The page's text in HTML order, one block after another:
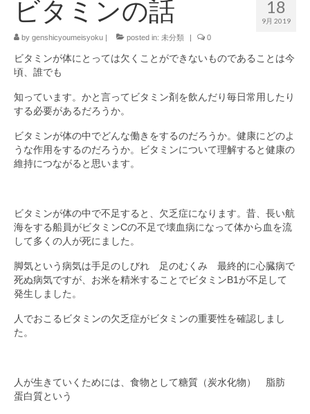
商品紹介
原始長命食コラム
レシピ・食事コラム
会社概要
会社概要
ご注文・お問い合わせ
18
9月 2019
ビタミンの話
by genshicyoumeisyoku | posted in: 未分類 | 0
ビタミンが体にとっては欠くことができないものであることは今
頃、誰でも
知っています。かと言ってビタミン剤を飲んだり毎日常用したり
する必要があるだろうか。
ビタミンが体の中でどんな働きをするのだろうか。健康にどのよ
うな作用をするのだろうか。ビタミンについて理解すると健康の
維持につながると思います。
ビタミンが体の中で不足すると、欠乏症になります。昔、長い航
海をする船員がビタミンCの不足で壊血病になって体から血を流
して多くの人が死にました。
脚気という病気は手足のしびれ 足のむくみ 最終的に心臓病で
死ぬ病気ですが、お米を精米することでビタミンB1が不足して
発生しました。
人でおこるビタミンの欠乏症がビタミンの重要性を確認しまし
た。
人が生きていくためには、食物として糖質（炭水化物） 脂肪
蛋白質という